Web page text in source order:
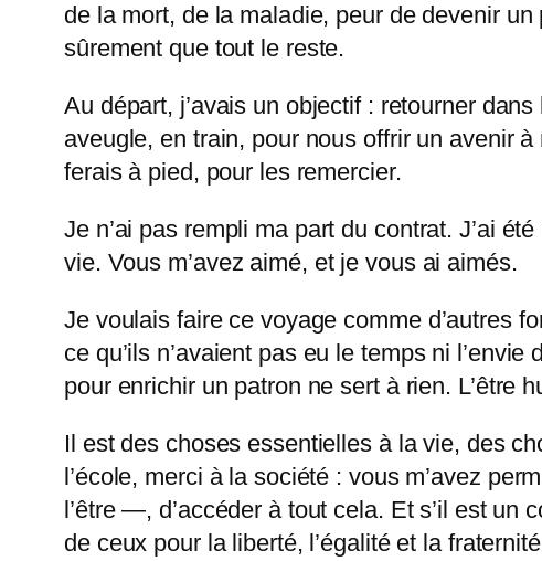
de la mort, de la maladie, peur de devenir
sûrement que tout le reste.
Au départ, j’avais un objectif : retourner
aveugle, en train, pour nous offrir un avenir
ferais à pied, pour les remercier.
Je n’ai pas rempli ma part du contrat. J’ai
vie. Vous m’avez aimé, et je vous ai aimés.
Je voulais faire ce voyage comme d’autres
ce qu’ils n’avaient pas eu le temps ni
pour enrichir un patron ne sert à rien. L’être
Il est des choses essentielles à la vie, des
l’école, merci à la société : vous m’avez
l’être —, d’accéder à tout cela. Et s’il est un
de ceux pour la liberté, l’égalité et la